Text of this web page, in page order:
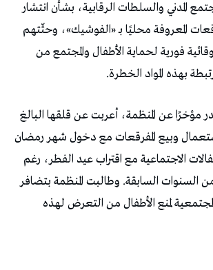
المدني والسلطات الرقابية، بشأن انتشار
المعروفة محليًا بـ «الفوشيك»، وحثّتهم
فورية لحماية الأطفال والمجتمع من
بهذه المواد الخطرة.
عن المنظمة، أعربت عن قلقها البالغ
وبيع المفرقعات مع دخول شهر رمضان
الاجتماعية مع اقتراب عيد الفطر، رغم
من السنوات السابقة. وطالبت المنظمة بتضافر
لمنع الأطفال من التعرض لهذه